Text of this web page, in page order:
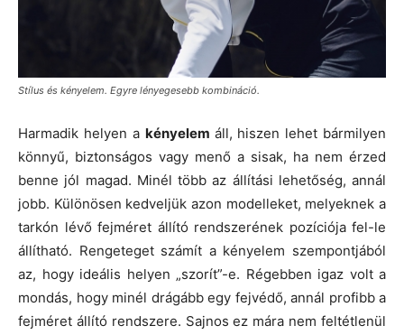
Stílus és kényelem. Egyre lényegesebb kombináció.
Harmadik helyen a kényelem áll, hiszen lehet bármilyen
könnyű, biztonságos vagy menő a sisak, ha nem érzed
benne jól magad. Minél több az állítási lehetőség, annál
jobb. Különösen kedveljük azon modelleket, melyeknek a
tarkón lévő fejméret állító rendszerének pozíciója fel-le
állítható. Rengeteget számít a kényelem szempontjából
az, hogy ideális helyen „szorít”-e. Régebben igaz volt a
mondás, hogy minél drágább egy fejvédő, annál profibb a
fejméret állító rendszere. Sajnos ez mára nem feltétlenül